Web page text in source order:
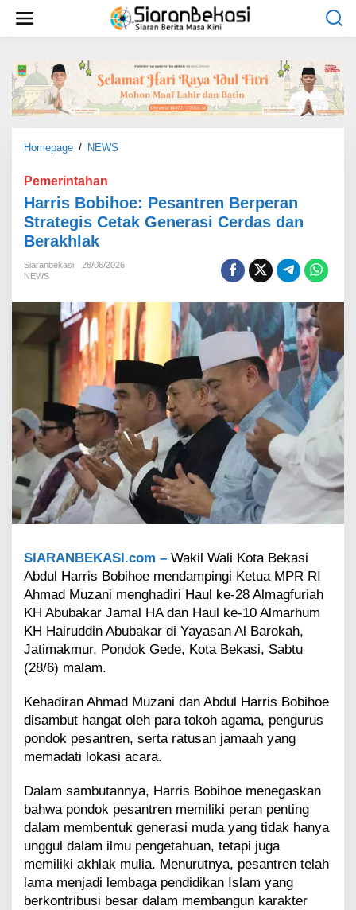
w
Homepage / NEWS
i
s
b
o
e
P
s
a
n
t
r
e
n
B
r
e
r
n
S
t
r
g
i
s
C
a
k
G
e
r
a
Pemerintahan
Harris Bobihoe: Pesantren Berperan
Strategis Cetak Generasi Cerdas dan
Berakhlak
Siaranbekasi
28/06/2026
NEWS
SIARANBEKASI.com – Wakil Wali Kota Bekasi
Abdul Harris Bobihoe mendampingi Ketua MPR RI
Ahmad Muzani menghadiri Haul ke-28 Almagfuriah
KH Abubakar Jamal HA dan Haul ke-10 Almarhum
KH Hairuddin Abubakar di Yayasan Al Barokah,
Jatimakmur, Pondok Gede, Kota Bekasi, Sabtu
(28/6) malam.
Kehadiran Ahmad Muzani dan Abdul Harris Bobihoe
disambut hangat oleh para tokoh agama, pengurus
pondok pesantren, serta ratusan jamaah yang
memadati lokasi acara.
Dalam sambutannya, Harris Bobihoe menegaskan
bahwa pondok pesantren memiliki peran penting
dalam membentuk generasi muda yang tidak hanya
unggul dalam ilmu pengetahuan, tetapi juga
memiliki akhlak mulia. Menurutnya, pesantren telah
lama menjadi lembaga pendidikan Islam yang
berkontribusi besar dalam membangun karakter